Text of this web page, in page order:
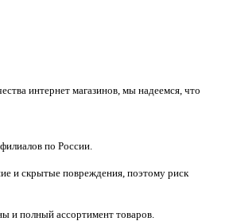
интернет магазинов, мы надеемся, что
по России.
и скрытые повреждения, поэтому риск
и полный ассортимент товаров.